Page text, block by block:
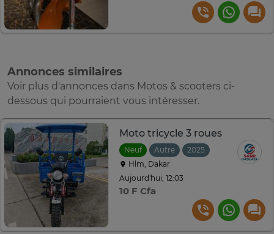
Annonces similaires
Voir plus d'annonces dans Motos & scooters ci-
dessous qui pourraient vous intéresser.
Moto tricycle 3 roues
Neuf Autre
2025
Hlm, Dakar
Aujourd'hui, 12:03
10 F Cfa